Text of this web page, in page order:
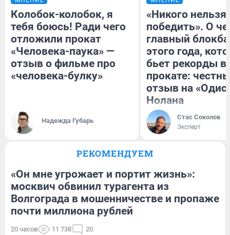
Колобок-колобок, я
тебя боюсь! Ради чего
отложили прокат
«Человека-паука» —
отзыв о фильме про
«человека-булку»
Надежда Губарь
«Никого нельзя
победить». О
главный
этого года,
бьет рекорды в
прокате:
отзыв на
Нолана
Стас Соколов
Эксперт
РЕКОМЕНДУЕМ
«Он мне угрожает и портит жизнь»:
москвич обвинил турагента из
Волгограда в мошенничестве и пропаже
почти миллиона рублей
20 часов 11 738 20